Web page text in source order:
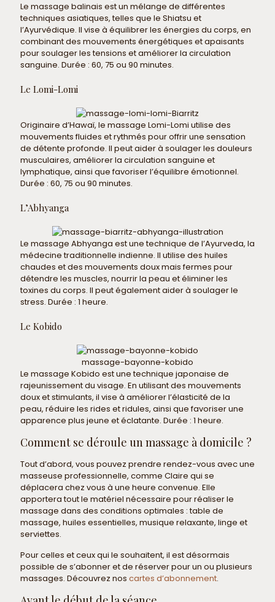
Le massage balinais est un mélange de différentes
techniques asiatiques, telles que le Shiatsu et
l’Ayurvédique. Il vise à équilibrer les énergies du corps, en
combinant des mouvements énergétiques et apaisants
pour soulager les tensions et améliorer la circulation
sanguine. Durée : 60, 75 ou 90 minutes.
Le Lomi-Lomi
Originaire d’Hawaï, le massage Lomi-Lomi utilise des
mouvements fluides et rythmés pour offrir une sensation
de détente profonde. Il peut aider à soulager les douleurs
musculaires, améliorer la circulation sanguine et
lymphatique, ainsi que favoriser l’équilibre émotionnel.
Durée : 60, 75 ou 90 minutes.
L’Abhyanga
Le massage Abhyanga est une technique de l’Ayurveda, la
médecine traditionnelle indienne. Il utilise des huiles
chaudes et des mouvements doux mais fermes pour
détendre les muscles, nourrir la peau et éliminer les
toxines du corps. Il peut également aider à soulager le
stress. Durée : 1 heure.
Le Kobido
massage-bayonne-kobido
Le massage Kobido est une technique japonaise de
rajeunissement du visage. En utilisant des mouvements
doux et stimulants, il vise à améliorer l’élasticité de la
peau, réduire les rides et ridules, ainsi que favoriser une
apparence plus jeune et éclatante. Durée : 1 heure.
Comment se déroule un massage à domicile ?
Tout d’abord, vous pouvez prendre rendez-vous avec une
masseuse professionnelle, comme Claire qui se
déplacera chez vous à une heure convenue. Elle
apportera tout le matériel nécessaire pour réaliser le
massage dans des conditions optimales : table de
massage, huiles essentielles, musique relaxante, linge et
serviettes.
Pour celles et ceux qui le souhaitent, il est désormais
possible de s’abonner et de réserver pour un ou plusieurs
massages. Découvrez nos cartes d’abonnement.